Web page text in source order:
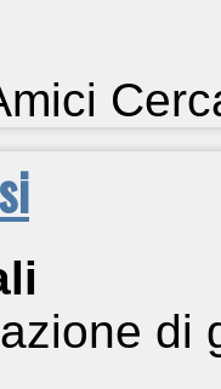
di